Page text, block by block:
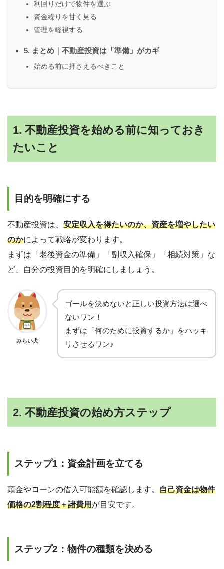
利回りだけで物件を選ぶ
資金繰りを甘く見る
管理を軽視する
5. まとめ｜不動産投資は「準備」がカギ
始める前に押さえるべきこと
1. 不動産投資を始める前に知っておき
たいこと
目的を明確にする
不動産投資は、 安定収入を得たいのか、資産を増やしたい
のかによって戦略が変わります。
まずは「老後資金の準備」「副収入確保」「相続対策」な
ど、自分の投資目的を明確にしましょう。
みらい犬
ゴールを決めないと正しい投資方法は選べ
ないワン！
まずは「何のために投資するか」をハッキ
リさせるワン♪
2. 不動産投資の始め方ステップ
ステップ1：資金計画を立てる
頭金やローンの借入可能額を確認します。 自己資金は物件
価格の2割程度＋諸費用が目安です。
ステップ2：物件の種類を決める